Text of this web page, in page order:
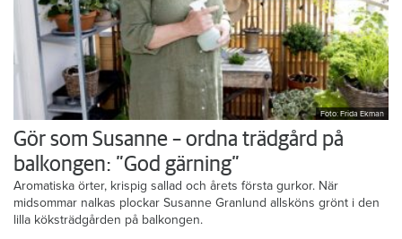
Foto: Frida Ekman
Gör som Susanne – ordna trädgård på
balkongen: ”God gärning”
Aromatiska örter, krispig sallad och årets första gurkor. När
midsommar nalkas plockar Susanne Granlund allsköns grönt i den
lilla köksträdgården på balkongen.